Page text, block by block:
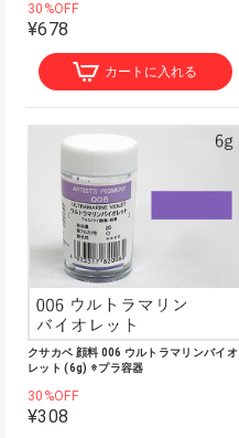
30%OFF
¥678
カートに入れる
クサカベ 顔料 006 ウルトラマリンバイオ
レット (6g) ※プラ容器
30%OFF
¥308